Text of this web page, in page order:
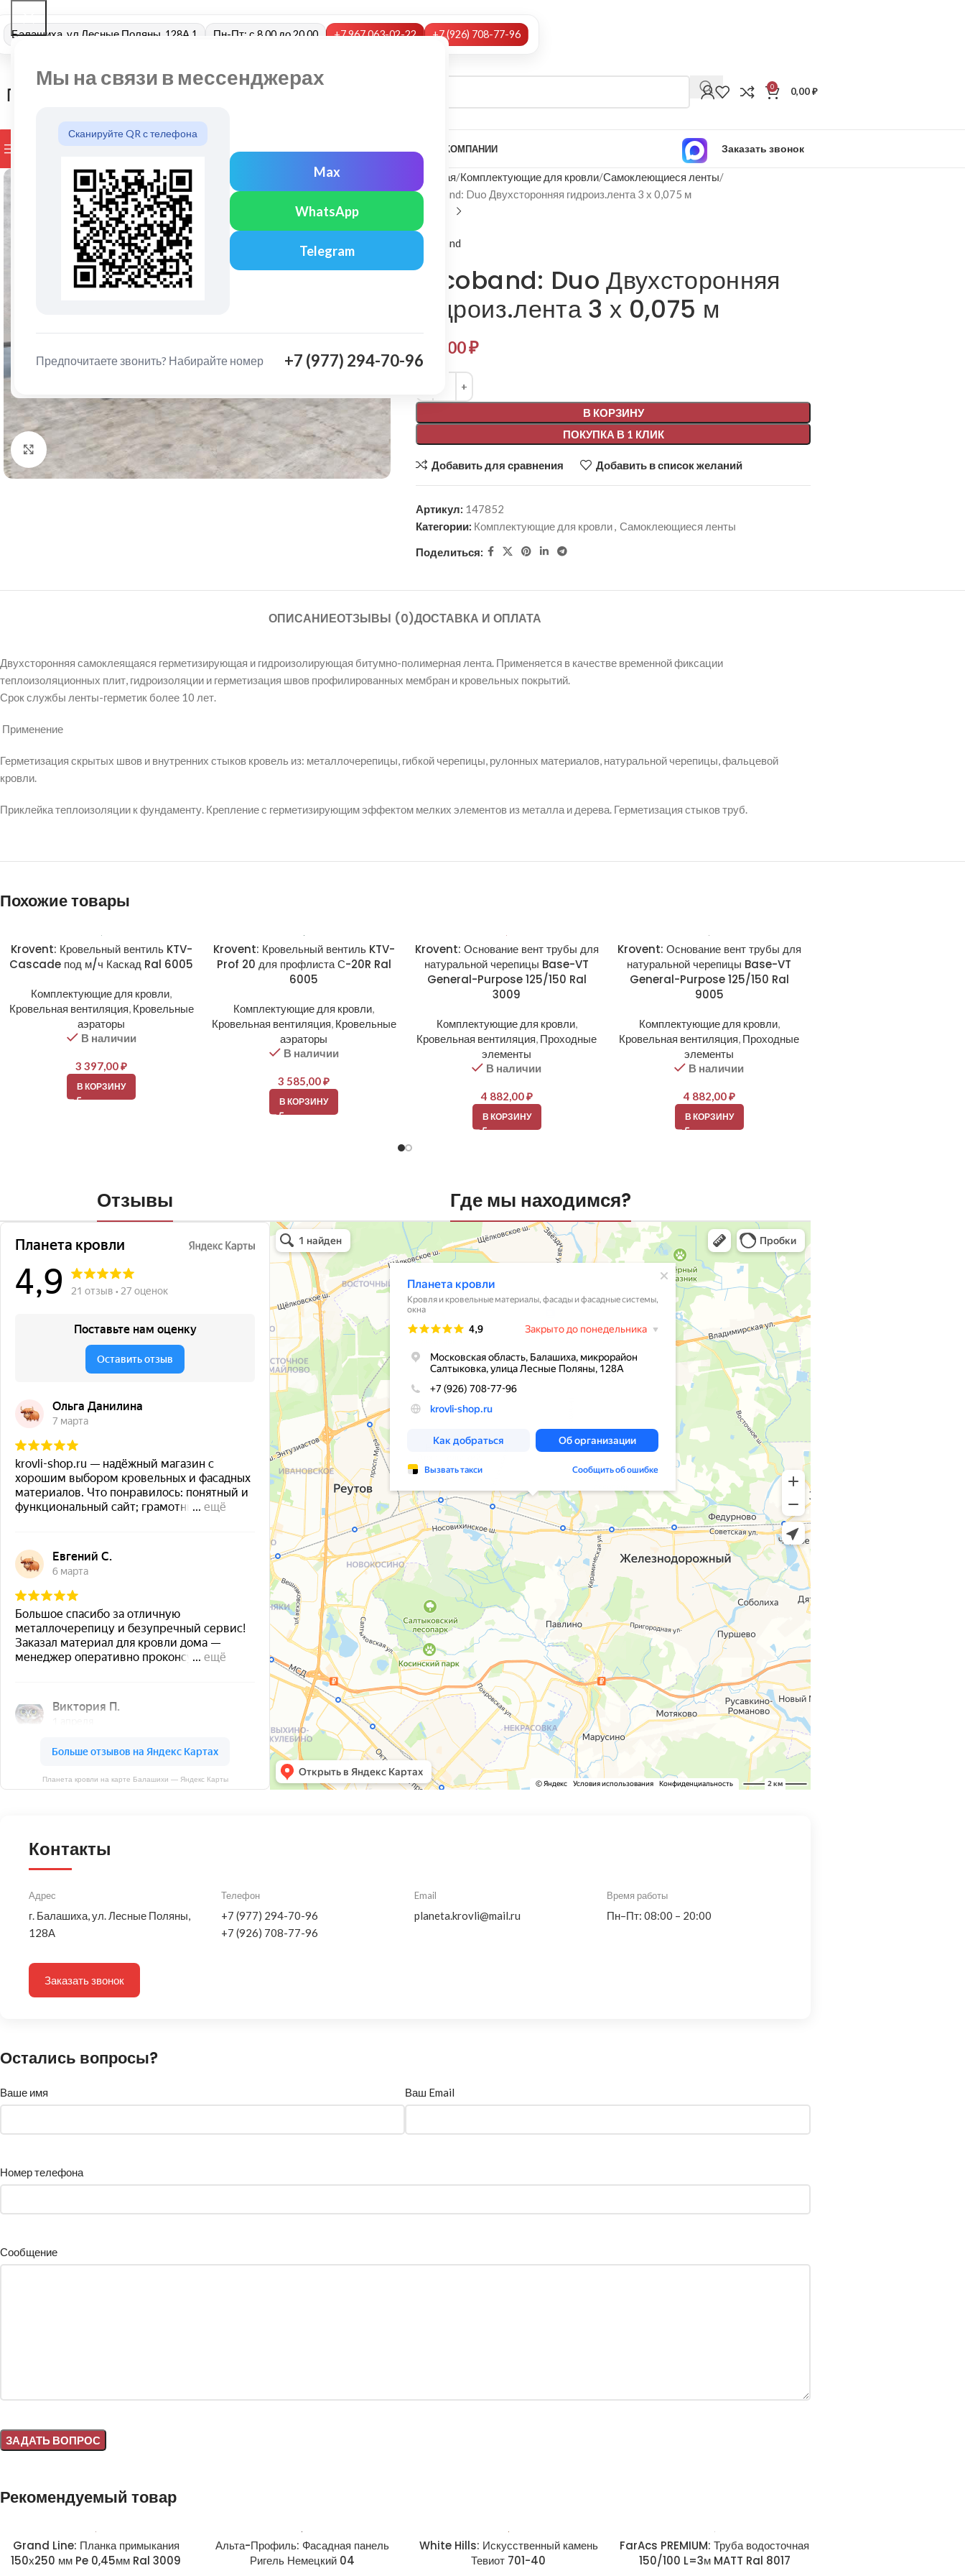
Мы на связи в мессенджерах
Сканируйте QR с телефона
Max
WhatsApp
Telegram
Предпочитаете звонить? Набирайте номер +7 (977) 294-70-96
Балашиха, ул Лесные Поляны, 128А 1 Пн-Пт: с 8.00 до 20.00 +7 967 063-02-22 +7 (926) 708-77-96
0 0,00₽
ПРОСМОТР КАТЕГОРИЙ БРЕНДЫ О КОМПАНИИ Заказать звонок
Нажмите, чтобы увеличить
Главная Комплектующие для кровли Самоклеющиеся ленты
Nicoband: Duo Двухсторонняя гидроиз.лента 3 х 0,075 м
Nicoband
Nicoband: Duo Двухсторонняя
гидроиз.лента 3 х 0,075 м
339,00₽
В КОРЗИНУ
ПОКУПКА В 1 КЛИК
Alternative:
Добавить для сравнения Добавить в список желаний
Артикул: 147852
Категории: Комплектующие для кровли, Самоклеющиеся ленты
Поделиться:
ОПИСАНИЕОТЗЫВЫ (0)ДОСТАВКА И ОПЛАТА
Двухсторонняя самоклеящаяся герметизирующая и гидроизолирующая битумно-полимерная лента. Применяется в качестве временной фиксации
теплоизоляционных плит, гидроизоляции и герметизация швов профилированных мембран и кровельных покрытий.
Срок службы ленты-герметик более 10 лет.
Применение
Герметизация скрытых швов и внутренних стыков кровель из: металлочерепицы, гибкой черепицы, рулонных материалов, натуральной черепицы, фальцевой
кровли.
Приклейка теплоизоляции к фундаменту. Крепление с герметизирующим эффектом мелких элементов из металла и дерева. Герметизация стыков труб.
Похожие товары
Krovent: Кровельный вентиль KTV-
Cascade под м/ч Каскад Ral 6005
Комплектующие для кровли,
Кровельная вентиляция, Кровельные
аэраторы
В наличии
3 397,00₽
В КОРЗИНУ
Krovent: Кровельный вентиль KTV-
Prof 20 для профлиста С-20R Ral
6005
Комплектующие для кровли,
Кровельная вентиляция, Кровельные
аэраторы
В наличии
3 585,00₽
В КОРЗИНУ
Krovent: Основание вент трубы для
натуральной черепицы Base-VT
General-Purpose 125/150 Ral
3009
Комплектующие для кровли,
Кровельная вентиляция, Проходные
элементы
В наличии
4 882,00₽
В КОРЗИНУ
Krovent: Основание вент трубы для
натуральной черепицы Base-VT
General-Purpose 125/150 Ral
9005
Комплектующие для кровли,
Кровельная вентиляция, Проходные
элементы
В наличии
4 882,00₽
В КОРЗИНУ
Отзывы
Планета кровли на карте Балашихи — Яндекс Карты
Где мы находимся?
Планета кровли
Кровля и кровельные материалы в Балашихе
Окна в Балашихе
Контакты
Адрес
г. Балашиха, ул. Лесные Поляны,
128А
Телефон
+7 (977) 294-70-96
+7 (926) 708-77-96
Email
planeta.krovli@mail.ru
Время работы
Пн–Пт: 08:00 – 20:00
Заказать звонок
Остались вопросы?
Ваше имя Ваш Email
Номер телефона
Сообщение
Рекомендуемый товар
Grand Line: Планка примыкания
150х250 мм Pe 0,45мм Ral 3009
Альта-Профиль: Фасадная панель
Ригель Немецкий 04
White Hills: Искусственный камень
Тевиот 701-40
FarAcs PREMIUM: Труба водосточная
150/100 L=3м MATT Ral 8017